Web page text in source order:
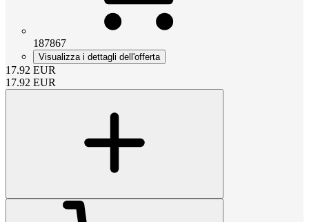
187867
Visualizza i dettagli dell'offerta
17.92 EUR
17.92 EUR